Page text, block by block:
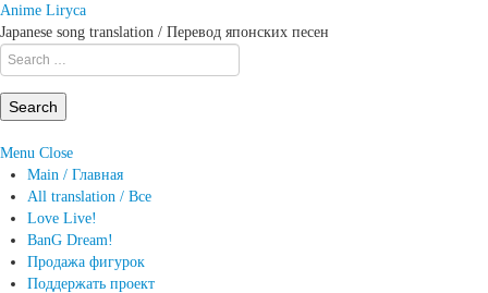
Anime Liryca
Japanese song translation / Перевод японских песен
Search
on:
Menu Close
Main / Главная
All translation / Все
Love Live!
BanG Dream!
Продажа фигурок
Поддержать проект